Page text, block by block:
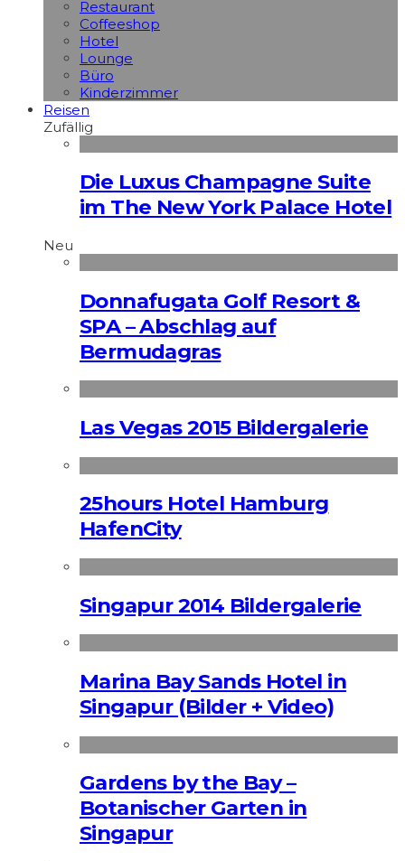
Restaurant
Coffeeshop
Hotel
Lounge
Büro
Kinderzimmer
Reisen
Zufällig
Die Luxus Champagne Suite
im The New York Palace Hotel
Neu
Donnafugata Golf Resort &
SPA – Abschlag auf
Bermudagras
Las Vegas 2015 Bildergalerie
25hours Hotel Hamburg
HafenCity
Singapur 2014 Bildergalerie
Marina Bay Sands Hotel in
Singapur (Bilder + Video)
Gardens by the Bay –
Botanischer Garten in
Singapur